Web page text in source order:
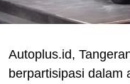
Autoplus.id,
berpartisipasi dalam